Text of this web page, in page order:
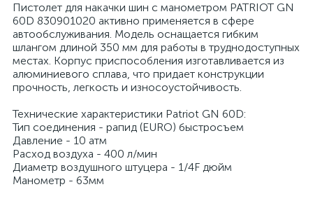
Пистолет для накачки шин с манометром PATRIOT GN
60D 830901020 активно применяется в сфере
автообслуживания. Модель оснащается гибким
шлангом длиной 350 мм для работы в труднодоступных
местах. Корпус приспособления изготавливается из
алюминиевого сплава, что придает конструкции
прочность, легкость и износоустойчивость.
Технические характеристики Patriot GN 60D:
Тип соединения - рапид (EURO) быстросъем
Давление - 10 атм
Расход воздуха - 400 л/мин
Диаметр воздушного штуцера - 1/4F дюйм
Манометр - 63мм